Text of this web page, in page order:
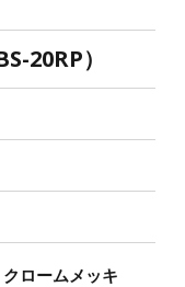
20RP）
ロームメッキ